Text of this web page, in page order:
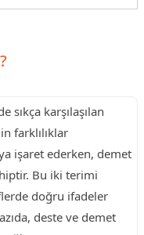
karşılaşılan
farklılıklar
işaret ederken, demet
Bu iki terimi
doğru ifadeler
deste ve demet